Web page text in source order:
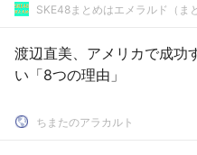
SKE48まとめはエメラルド（ま
渡辺直美、アメリカで成功
い「8つの理由」
ちまたのアラカルト